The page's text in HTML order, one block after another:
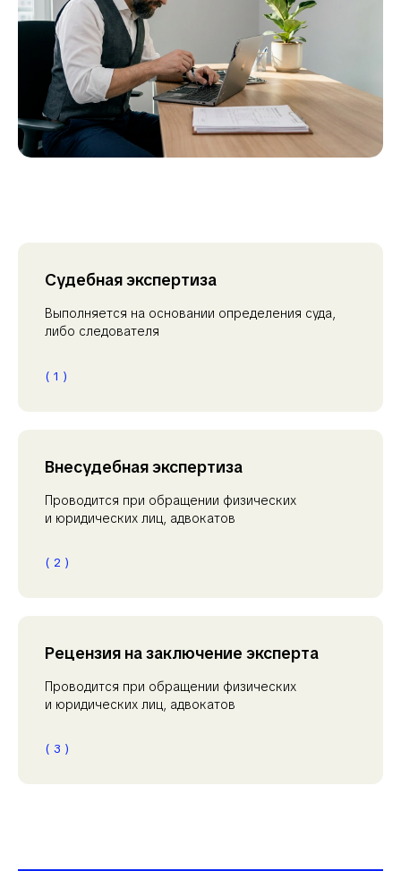
Судебная экспертиза
Выполняется на основании определения суда,
либо следователя
( 1 )
Внесудебная экспертиза
Проводится при обращении физических
и юридических лиц, адвокатов
( 2 )
Рецензия на заключение эксперта
Проводится при обращении физических
и юридических лиц, адвокатов
( 3 )